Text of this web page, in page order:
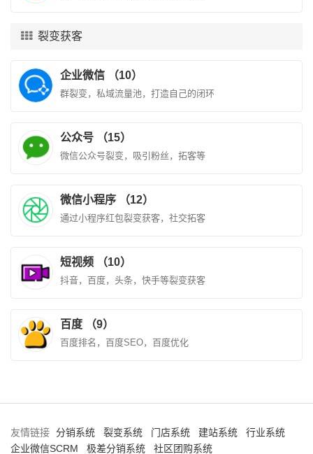
裂变获客
企业微信 （10）
群裂变，私域流量池，打造自己的闭环
公众号 （15）
微信公众号裂变，吸引粉丝，拓客等
微信小程序 （12）
通过小程序红包裂变获客，社交拓客
短视频 （10）
抖音，百度，头条，快手等裂变获客
百度 （9）
百度排名，百度SEO，百度优化
友情链接 分销系统 裂变系统 门店系统 建站系统
行业系统
企业微信SCRM
极差分销系统 社区团购系统